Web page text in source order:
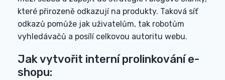
které přirozeně odkazují na produkty. Taková síť
odkazů pomůže jak uživatelům, tak robotům
vyhledávačů a posílí celkovou autoritu webu.
Jak vytvořit interní prolinkování e-
shopu: